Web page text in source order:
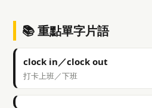
📚 重點單字片語
clock in／clock out
打卡上班／下班